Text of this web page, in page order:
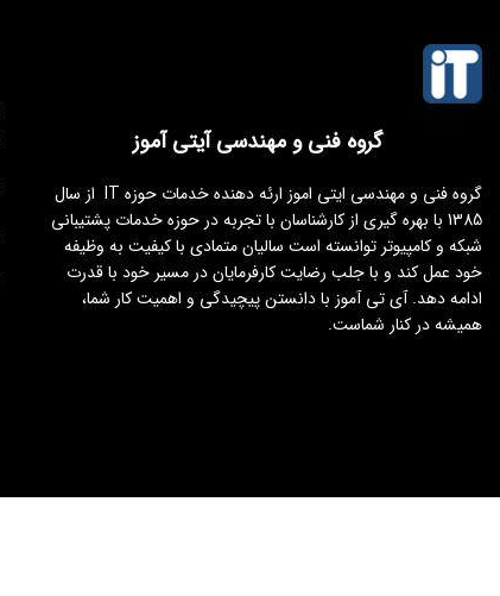
گروه فنی و مهندسی آیتی آموز
گروه فنی و مهندسی ایتی اموز ارئه دهنده خدمات حوزه IT از سال
1385 با بهره گیری از کارشناسان با تجربه در حوزه خدمات پشتیبانی
شبکه و کامپیوتر توانسته است سالیان متمادی با کیفیت به وظیفه
خود عمل کند و با جلب رضایت کارفرمایان در مسیر خود با قدرت
ادامه دهد. آی تی آموز با دانستن پیچیدگی و اهمیت کار شما،
همیشه در کنار شماست.